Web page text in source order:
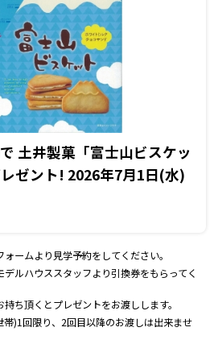
土井製菓「富士山ビスケッ
ゼント! 2026年7月1日(水)
ームより見学予約をしてください。
ルハウススタッフより引換券をもらってく
ち頂くとプレゼントをお渡しします。
)1回限り、2回目以降のお渡しは出来ませ